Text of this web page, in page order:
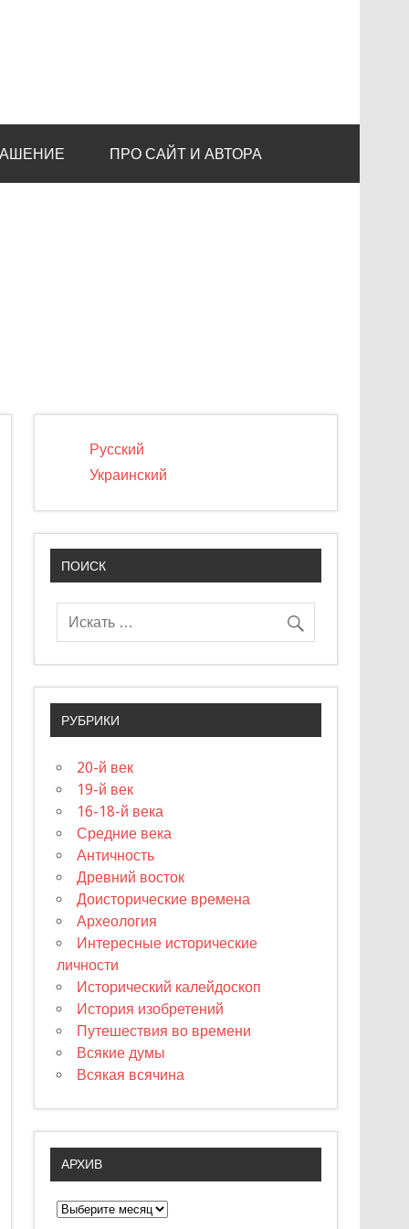
ПРО САЙТ И АВТОРА
Русский
Украинский
ПОИСК
РУБРИКИ
20-й век
19-й век
16-18-й века
Средние века
Античность
Древний восток
Доисторические времена
Археология
Интересные исторические
личности
Исторический калейдоскоп
История изобретений
Путешествия во времени
Всякие думы
Всякая всячина
АРХИВ
А
р